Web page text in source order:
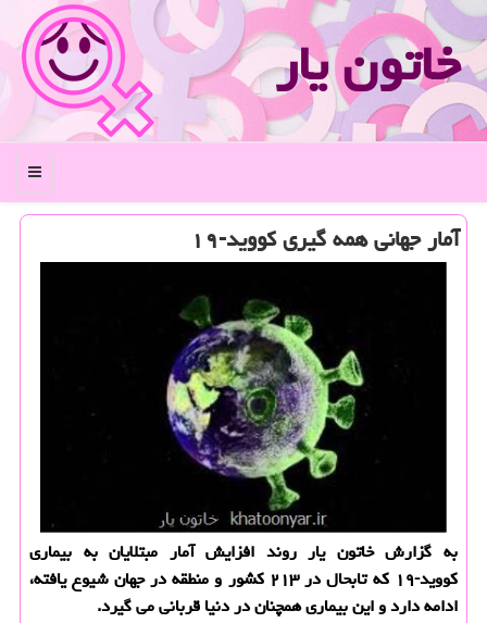
خاتون یار
منو
آمار جهانی همه گیری كووید-۱۹
به گزارش خاتون یار روند افزایش آمار مبتلایان به بیماری
كووید-۱۹ كه تابحال در ۲۱۳ كشور و منطقه در جهان شیوع یافته،
ادامه دارد و این بیماری همچنان در دنیا قربانی می گیرد.